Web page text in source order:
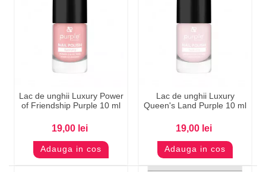
Lac de unghii Luxury Power
of Friendship Purple 10 ml
19,00 lei
Adauga in cos
Lac de unghii Luxury
Queen's Land Purple 10 ml
19,00 lei
Adauga in cos